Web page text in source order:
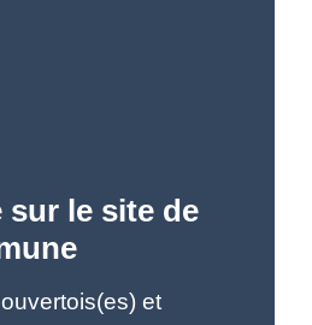
sur le site de
et